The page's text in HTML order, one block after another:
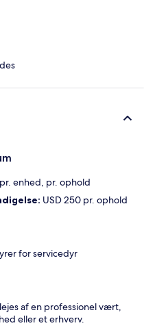
enhed, pr. ophold
USD 250 pr. ophold
for servicedyr
af en professionel vært,
eller et erhverv.